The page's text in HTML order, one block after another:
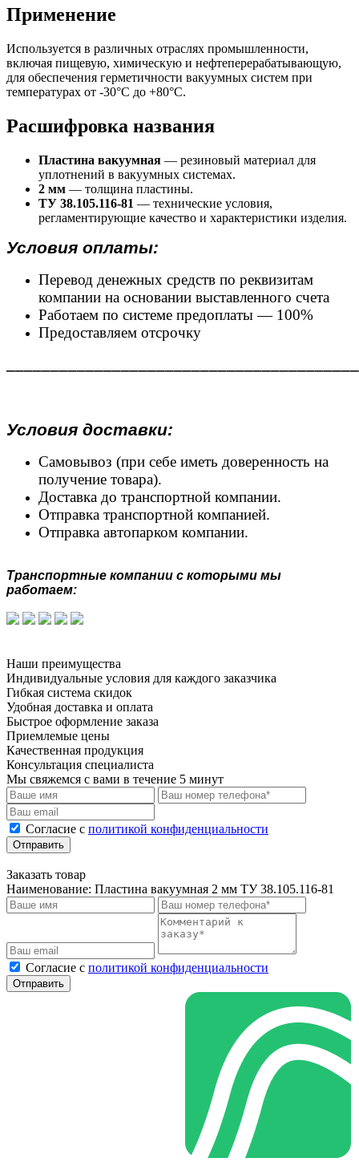
Применение
Используется в различных отраслях промышленности,
включая пищевую, химическую и нефтеперерабатывающую,
для обеспечения герметичности вакуумных систем при
температурах от -30°С до +80°С.
Расшифровка названия
Пластина вакуумная — резиновый материал для
уплотнений в вакуумных системах.
2 мм — толщина пластины.
ТУ 38.105.116-81 — технические условия,
регламентирующие качество и характеристики изделия.
Условия оплаты:
Перевод денежных средств по реквизитам
компании на основании выставленного счета
Работаем по системе предоплаты — 100%
Предоставляем отсрочку
Условия доставки:
Самовывоз (при себе иметь доверенность на
получение товара).
Доставка до транспортной компании.
Отправка транспортной компанией.
Отправка автопарком компании.
Транспортные компании с которыми мы
работаем:
Наши преимущества
Индивидуальные условия для каждого заказчика
Гибкая система скидок
Удобная доставка и оплата
Быстрое оформление заказа
Приемлемые цены
Качественная продукция
Консультация специалиста
Мы свяжемся с вами в течение 5 минут
Cогласие с политикой конфиденциальности
Отправить
Заказать товар
Наименование: Пластина вакуумная 2 мм ТУ 38.105.116-81
Cогласие с политикой конфиденциальности
Отправить